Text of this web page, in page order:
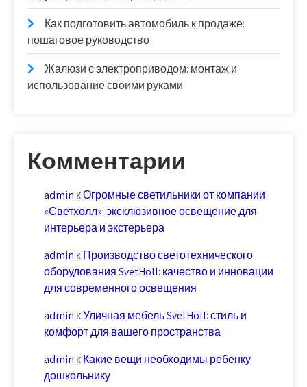
Как подготовить автомобиль к продаже:
пошаговое руководство
Жалюзи с электроприводом: монтаж и
использование своими руками
Комментарии
admin кОгромные светильники от компании
«Светхолл»: эксклюзивное освещение для
интерьера и экстерьера
admin кПроизводство светотехнического
оборудования SvetHoll: качество и инновации
для современного освещения
admin кУличная мебель SvetHoll: стиль и
комфорт для вашего пространства
admin кКакие вещи необходимы ребенку
дошкольнику